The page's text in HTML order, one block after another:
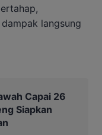
langsung
Capai 26
Siapkan